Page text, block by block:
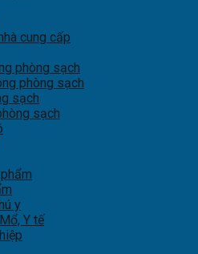
cung cấp
phòng sạch
phòng sạch
sạch
sạch
y
Y tế